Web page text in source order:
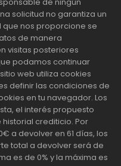
de ningún
solicitud no garantiza un
nos proporcione se
de manera
visitas posteriores
podamos continuar
web utiliza cookies
definir las condiciones de
en tu navegador. Los
el interés propuesto
crediticio. Por
a devolver en 61 días, los
total a devolver será de
es de 0% y la máxima es